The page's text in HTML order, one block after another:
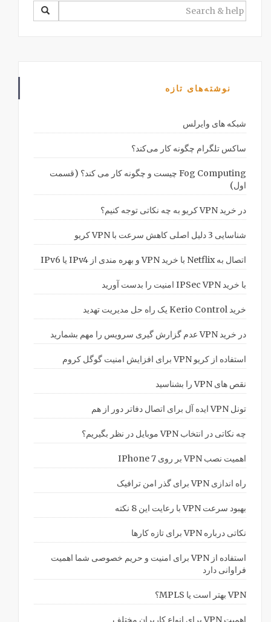
SEARCH
FOR:
نوشته‌های تازه
شبکه های وایرلس
ساکس تلگرام چگونه کار می‌کند؟
Fog Computing چیست و چگونه کار می کند؟ (قسمت
اول)
در خرید VPN کریو به چه نکاتی توجه کنیم؟
شناسایی 3 دلیل اصلی کاهش سرعت با VPN کریو
اتصال به Netflix با خرید VPN و بهره مندی از IPv4 یا IPv6
با خرید IPSec VPN امنیت را بدست آورید
خرید Kerio Control یک راه حل مدیریت تهدید
در خرید VPN عدم گزارش گیری سرویس را مهم بشمارید
استفاده از کریو VPN برای افزایش امنیت گوگل کروم
نقص های VPN را بشناسید
تونل VPN ایده آل برای اتصال دفاتر دور از هم
چه نکاتی در انتخاب VPN موبایل در نظر بگیریم؟
اهمیت نصب VPN بر روی IPhone 7
راه اندازی VPN برای گذر امن ترافیک
بهبود سرعت VPN با رعایت این 8 نکته
نکاتی درباره VPN برای تازه کارها
استفاده از VPN برای امنیت و حریم خصوصی شما اهمیت
فراوانی دارد
VPN بهتر است یا MPLS؟
اهمیت VPN برای انواع کاربران مختلف